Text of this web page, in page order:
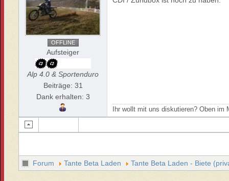
OFFLINE
Aufsteiger
Alp 4.0 & Sportenduro
Beiträge: 31
Dank erhalten: 3
Ihr wollt mit uns diskutieren? Oben
Forum Tante Beta Laden Tante Beta Laden - Biete